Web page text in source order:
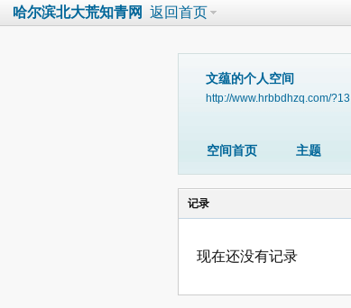
哈尔滨北大荒知青网 返回首页
文蕴的个人空间
http://www.hrbbdhzq.com/?13
空间首页 主题
记录
现在还没有记录